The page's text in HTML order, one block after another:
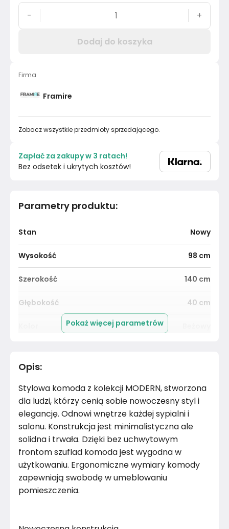
Parametry produktu:
Stan Nowy
Wysokość 98 cm
Szerokość 140 cm
Głębokość 40 cm
Kolor blatu
Liczba wnęk zamykanych
Nogi / Stopki
Oświetlenie Nie dotyczy
Uchwyty Nie dotyczy
Prowadnice
Pokaż więcej parametrów
Opis:
Stylowa komoda z kolekcji MODERN, stworzona
dla ludzi, którzy cenią sobie nowoczesny styl i
elegancję. Odnowi wnętrze każdej sypialni i
salonu. Konstrukcja jest minimalistyczna ale
solidna i trwała. Dzięki bez uchwytowym
frontom szuflad komoda jest wygodna w
użytkowaniu. Ergonomiczne wymiary komody
zapewniają swobodę w umeblowaniu
pomieszczenia.
- +
Dodaj do koszyka
Firma
Framire
Zobacz wszystkie przedmioty sprzedającego.
Zapłać za zakupy w 3 ratach!
Bez odsetek i ukrytych kosztów!